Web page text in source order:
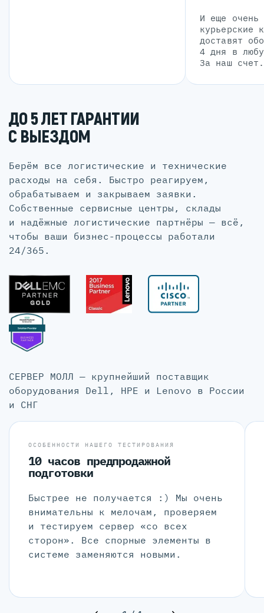
И еще очень
курьерские
доставят
4 дня в
За наш счет.
ДО 5 ЛЕТ ГАРАНТИИ
С ВЫЕЗДОМ
Берём все логистические и технические
расходы на себя. Быстро реагируем,
обрабатываем и закрываем заявки.
Собственные сервисные центры, склады
и надёжные логистические партнёры — всё,
чтобы ваши бизнес-процессы работали
24/365.
СЕРВЕР МОЛЛ — крупнейший поставщик
оборудования Dell, HPE и Lenovo в России
и СНГ
ОСОБЕННОСТИ НАШЕГО ТЕСТИРОВАНИЯ
10 часов предпродажной
подготовки
Быстрее не получается :) Мы очень
внимательны к мелочам, проверяем
и тестируем сервер «со всех
сторон». Все спорные элементы в
системе заменяются новыми.